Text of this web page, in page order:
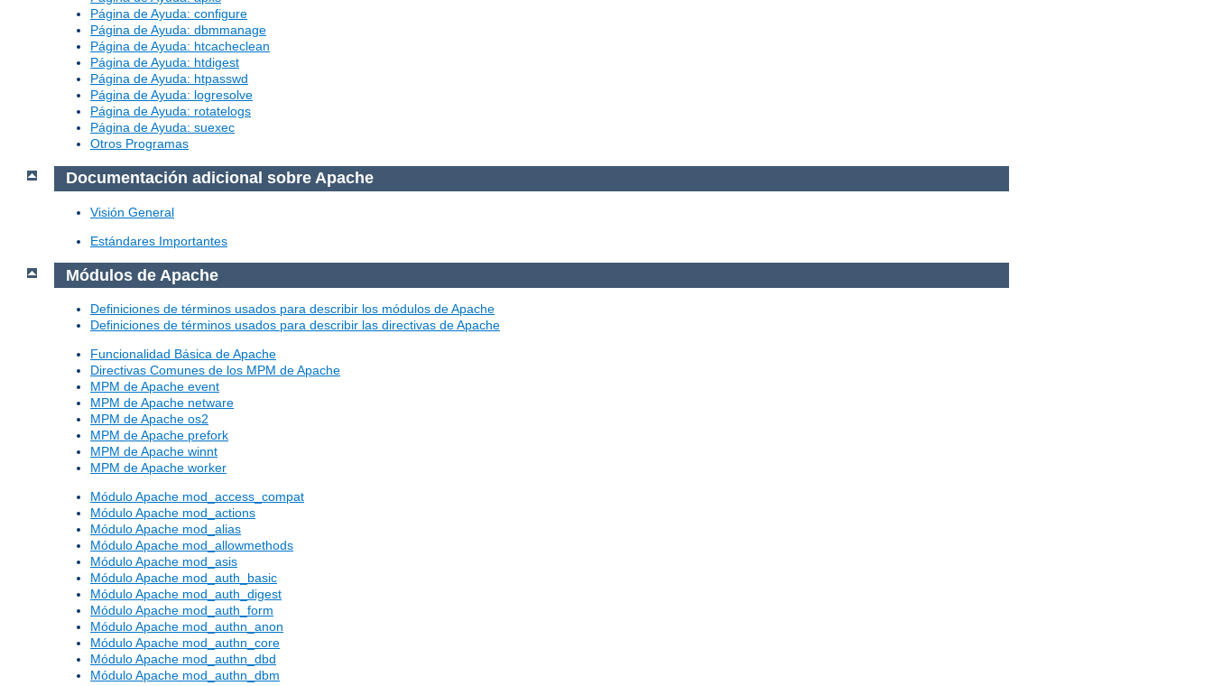
Página de Ayuda: configure
Página de Ayuda: dbmmanage
Página de Ayuda: htcacheclean
Página de Ayuda: htdigest
Página de Ayuda: htpasswd
Página de Ayuda: logresolve
Página de Ayuda: rotatelogs
Página de Ayuda: suexec
Otros Programas
Documentación adicional sobre Apache
Visión General
Estándares Importantes
Módulos de Apache
Definiciones de términos usados para describir los módulos de Apache
Definiciones de términos usados para describir las directivas de Apache
Funcionalidad Básica de Apache
Directivas Comunes de los MPM de Apache
MPM de Apache event
MPM de Apache netware
MPM de Apache os2
MPM de Apache prefork
MPM de Apache winnt
MPM de Apache worker
Módulo Apache mod_access_compat
Módulo Apache mod_actions
Módulo Apache mod_alias
Módulo Apache mod_allowmethods
Módulo Apache mod_asis
Módulo Apache mod_auth_basic
Módulo Apache mod_auth_digest
Módulo Apache mod_auth_form
Módulo Apache mod_authn_anon
Módulo Apache mod_authn_core
Módulo Apache mod_authn_dbd
Módulo Apache mod_authn_dbm